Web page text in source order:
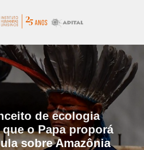
de ecologia
o Papa proporá
sobre Amazônia